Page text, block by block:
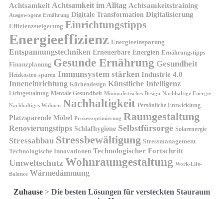
Achtsamkeit Achtsamkeit im Alltag Achtsamkeitstraining
Ausgewogene Ernährung Digitale Transformation Digitalisierung
Effizienzsteigerung Einrichtungstipps
Energieeffizienz Energieeinsparung
Entspannungstechniken Erneuerbare Energien Ernährungstipps
Finanzplanung Gesunde Ernährung Gesundheit
Heizkosten sparen Immunsystem stärken Industrie 4.0
Inneneinrichtung Küchendesign Künstliche Intelligenz
Lichtgestaltung Mentale Gesundheit Minimalistisches Design Nachhaltige Energie
Nachhaltiges Wohnen Nachhaltigkeit Persönliche Entwicklung
Platzsparende Möbel Prozessoptimierung Raumgestaltung
Renovierungstipps Schlafhygiene Selbstfürsorge Solarenergie
Stressabbau Stressbewältigung Stressmanagement
Technologische Innovationen Technologischer Fortschritt
Umweltschutz Wohnraumgestaltung Work-Life-
Balance Wärmedämmung
Zuhause> Die besten Lösungen für versteckten Stauraum